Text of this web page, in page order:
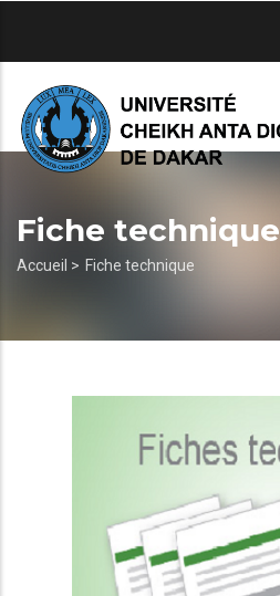
principal
Fiche technique
Fil
Accueil > Fiche technique